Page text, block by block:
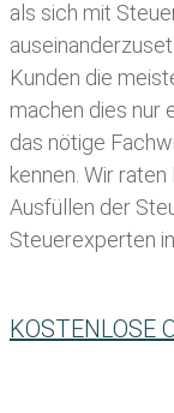
als sich mit
Kunden die
machen dies nur
das nötige
kennen. Wir
Ausfüllen der
Steuerexperten
KOSTENLOSE